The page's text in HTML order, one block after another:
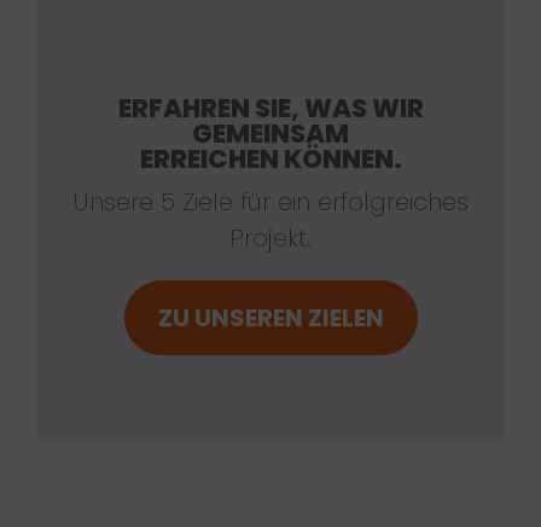
ERFAHREN SIE, WAS WIR
GEMEINSAM
ERREICHEN KÖNNEN.
Unsere 5 Ziele für ein erfolgreiches
Projekt.
ZU UNSEREN ZIELEN